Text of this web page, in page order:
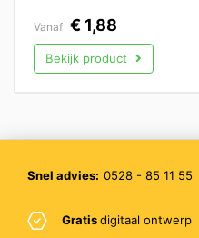
Vanaf € 1,88
Bekijk product
Snel advies: 0528 - 85 11 55
Gratisdigitaal ontwerp